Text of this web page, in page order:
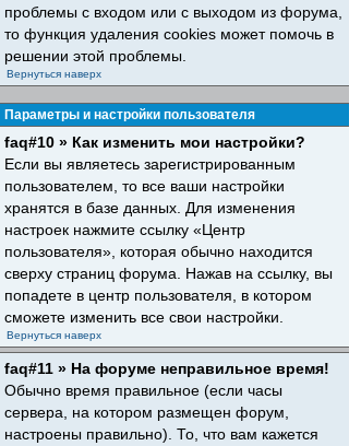
проблемы с входом или с выходом из форума,
то функция удаления cookies может помочь в
решении этой проблемы.
Вернуться наверх
Параметры и настройки пользователя
faq#10 » Как изменить мои настройки?
Если вы являетесь зарегистрированным
пользователем, то все ваши настройки
хранятся в базе данных. Для изменения
настроек нажмите ссылку «Центр
пользователя», которая обычно находится
сверху страниц форума. Нажав на ссылку, вы
попадете в центр пользователя, в котором
сможете изменить все свои настройки.
Вернуться наверх
faq#11 » На форуме неправильное время!
Обычно время правильное (если часы
сервера, на котором размещен форум,
настроены правильно). То, что вам кажется